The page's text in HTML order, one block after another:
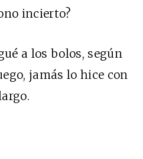
incierto?
a los bolos, según
jamás lo hice con